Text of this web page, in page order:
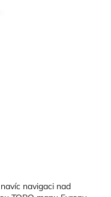
navigaci nad